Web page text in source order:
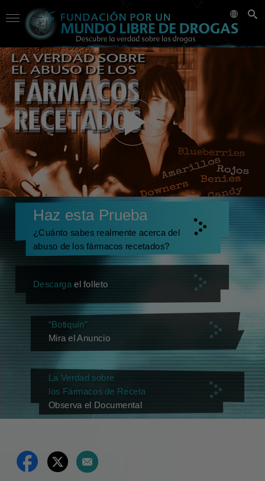
Haz esta Prueba
¿Cuánto sabes realmente acerca del
abuso de los fármacos recetados?
Descarga el folleto
“Botiquín”
Mira el Anuncio
La Verdad sobre
los Fármacos de Receta
Observa el Documental